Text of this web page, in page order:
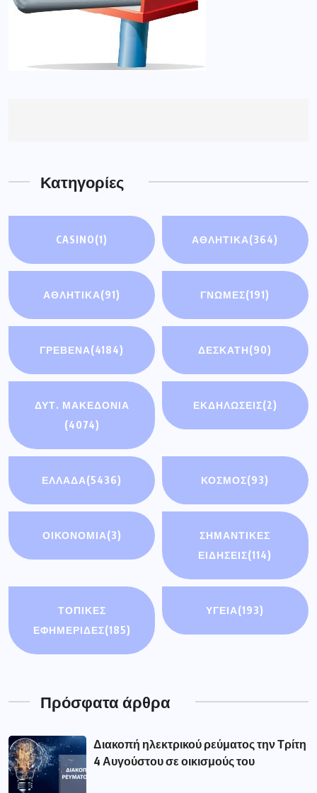
Κατηγορίες
CASINO(1) ΑΘΛΗΤΙΚΑ(364)
ΑΘΛΗΤΙΚΆ(91) ΓΝΩΜΕΣ(191)
ΓΡΕΒΕΝΑ(4184) ΔΕΣΚΑΤΗ(90)
ΔΥΤ. ΜΑΚΕΔΟΝΙΑ
(4074)
ΕΚΔΗΛΩΣΕΙΣ(2)
ΕΛΛΑΔΑ(5436) ΚΟΣΜΟΣ(93)
ΟΙΚΟΝΟΜΊΑ(3)
ΣΗΜΑΝΤΙΚΈΣ
ΕΙΔΉΣΕΙΣ(114)
ΤΟΠΙΚΕΣ
ΕΦΗΜΕΡΙΔΕΣ(185)
ΥΓΕΙΑ(193)
Πρόσφατα άρθρα
Διακοπή ηλεκτρικού ρεύματος την Τρίτη
4 Αυγούστου σε οικισμούς του